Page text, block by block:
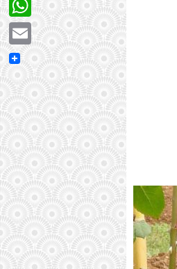
WhatsApp
Email